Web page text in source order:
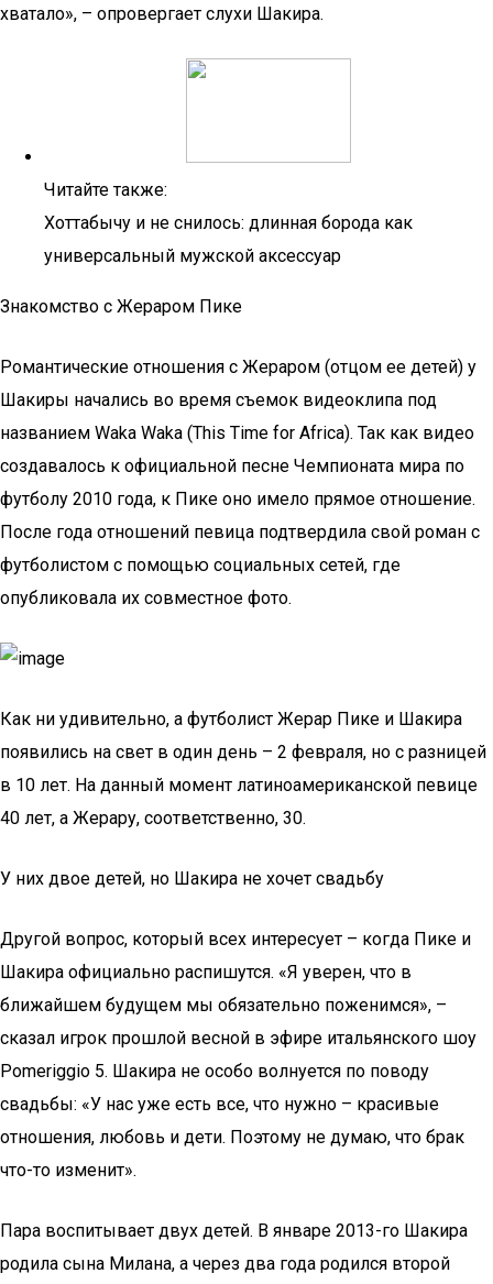
хватало», – опровергает слухи Шакира.
Читайте также:
Хоттабычу и не снилось: длинная борода как
универсальный мужской аксессуар
Знакомство с Жераром Пике
Романтические отношения с Жераром (отцом ее детей) у
Шакиры начались во время съемок видеоклипа под
названием Waka Waka (This Time for Africa). Так как видео
создавалось к официальной песне Чемпионата мира по
футболу 2010 года, к Пике оно имело прямое отношение.
После года отношений певица подтвердила свой роман с
футболистом с помощью социальных сетей, где
опубликовала их совместное фото.
Как ни удивительно, а футболист Жерар Пике и Шакира
появились на свет в один день – 2 февраля, но с разницей
в 10 лет. На данный момент латиноамериканской певице
40 лет, а Жерару, соответственно, 30.
У них двое детей, но Шакира не хочет свадьбу
Другой вопрос, который всех интересует – когда Пике и
Шакира официально распишутся. «Я уверен, что в
ближайшем будущем мы обязательно поженимся», –
сказал игрок прошлой весной в эфире итальянского шоу
Pomeriggio 5. Шакира не особо волнуется по поводу
свадьбы: «У нас уже есть все, что нужно – красивые
отношения, любовь и дети. Поэтому не думаю, что брак
что-то изменит».
Пара воспитывает двух детей. В январе 2013-го Шакира
родила сына Милана, а через два года родился второй